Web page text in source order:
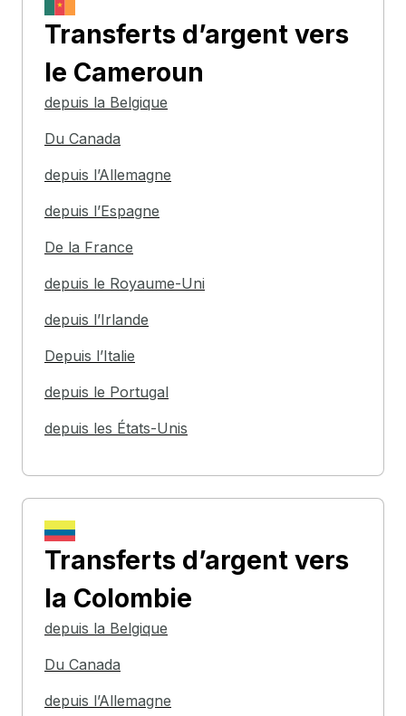
Transferts d’argent vers
le Cameroun
depuis la Belgique
Du Canada
depuis l’Allemagne
depuis l’Espagne
De la France
depuis le Royaume-Uni
depuis l’Irlande
Depuis l’Italie
depuis le Portugal
depuis les États-Unis
Transferts d’argent vers
la Colombie
depuis la Belgique
Du Canada
depuis l’Allemagne